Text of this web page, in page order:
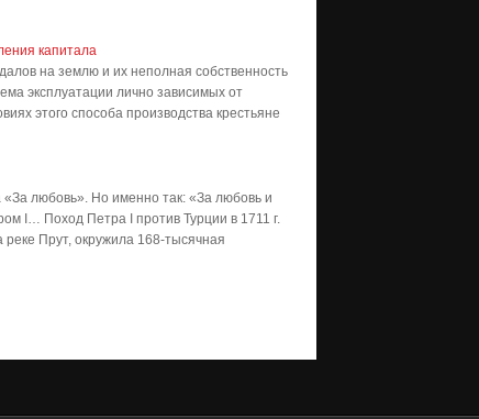
капитала
на землю и их неполная собственность
эксплуатации лично зависимых от
этого способа производства крестьяне
любовь». Но именно так: «За любовь и
I… Поход Петра I против Турции в 1711 г.
Прут, окружила 168-тысячная